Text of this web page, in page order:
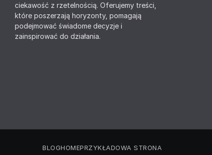
ciekawość z rzetelnością. Oferujemy treści,
które poszerzają horyzonty, pomagają
podejmować świadome decyzje i
zainspirować do działania.
BLOGHOMEPRZYKŁADOWA STRONA